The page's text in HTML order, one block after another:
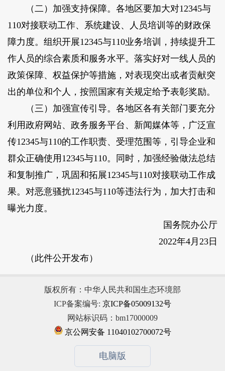
（二）加强支持保障。 各地区要加大对12345与
110对接联动工作、系统建设、人员培训等的财政保
障力度。组织开展12345与110业务培训，持续提升工
作人员的综合素质和服务水平。落实好对一线人员的
政策保障、权益保护等措施，对表现突出或者贡献突
出的单位和个人，按照国家有关规定给予表彰奖励。
（三）加强宣传引导。 各地区各有关部门要充分
利用政府网站、政务服务平台、新闻媒体等，广泛宣
传12345与110的工作职责、受理范围等，引导企业和
群众正确使用12345与110。同时，加强经验做法总结
和复制推广，巩固和拓展12345与110对接联动工作成
果。对恶意骚扰12345与110等违法行为，加大打击和
曝光力度。
国务院办公厅
2022年4月23日
（此件公开发布）
版权所有：中华人民共和国生态环境部
ICP备案编号: 京ICP备05009132号
网站标识码：bm17000009
京公网安备 11040102700072号
电脑版